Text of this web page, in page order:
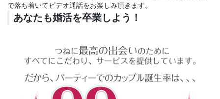
で落ち着いてビデオ通話をお楽しみ頂きます。
あなたも婚活を卒業しよう！